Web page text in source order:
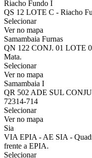
Riacho Fundo I
QS 12 LOTE C - Riacho
Selecionar
Ver no mapa
Samambaia Furnas
QN 122 CONJ. 01 LOTE
Mata.
Selecionar
Ver no mapa
Samambaia I
QR 502 ADE SUL
72314-714
Selecionar
Ver no mapa
Sia
VIA EPIA - AE SIA -
frente a EPIA.
Selecionar